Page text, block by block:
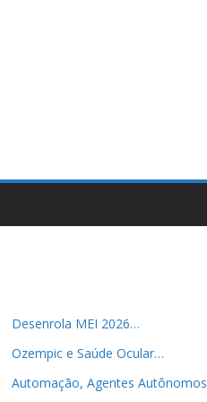
Desenrola MEI 2026…
Ozempic e Saúde Ocular…
Automação, Agentes Autônomos